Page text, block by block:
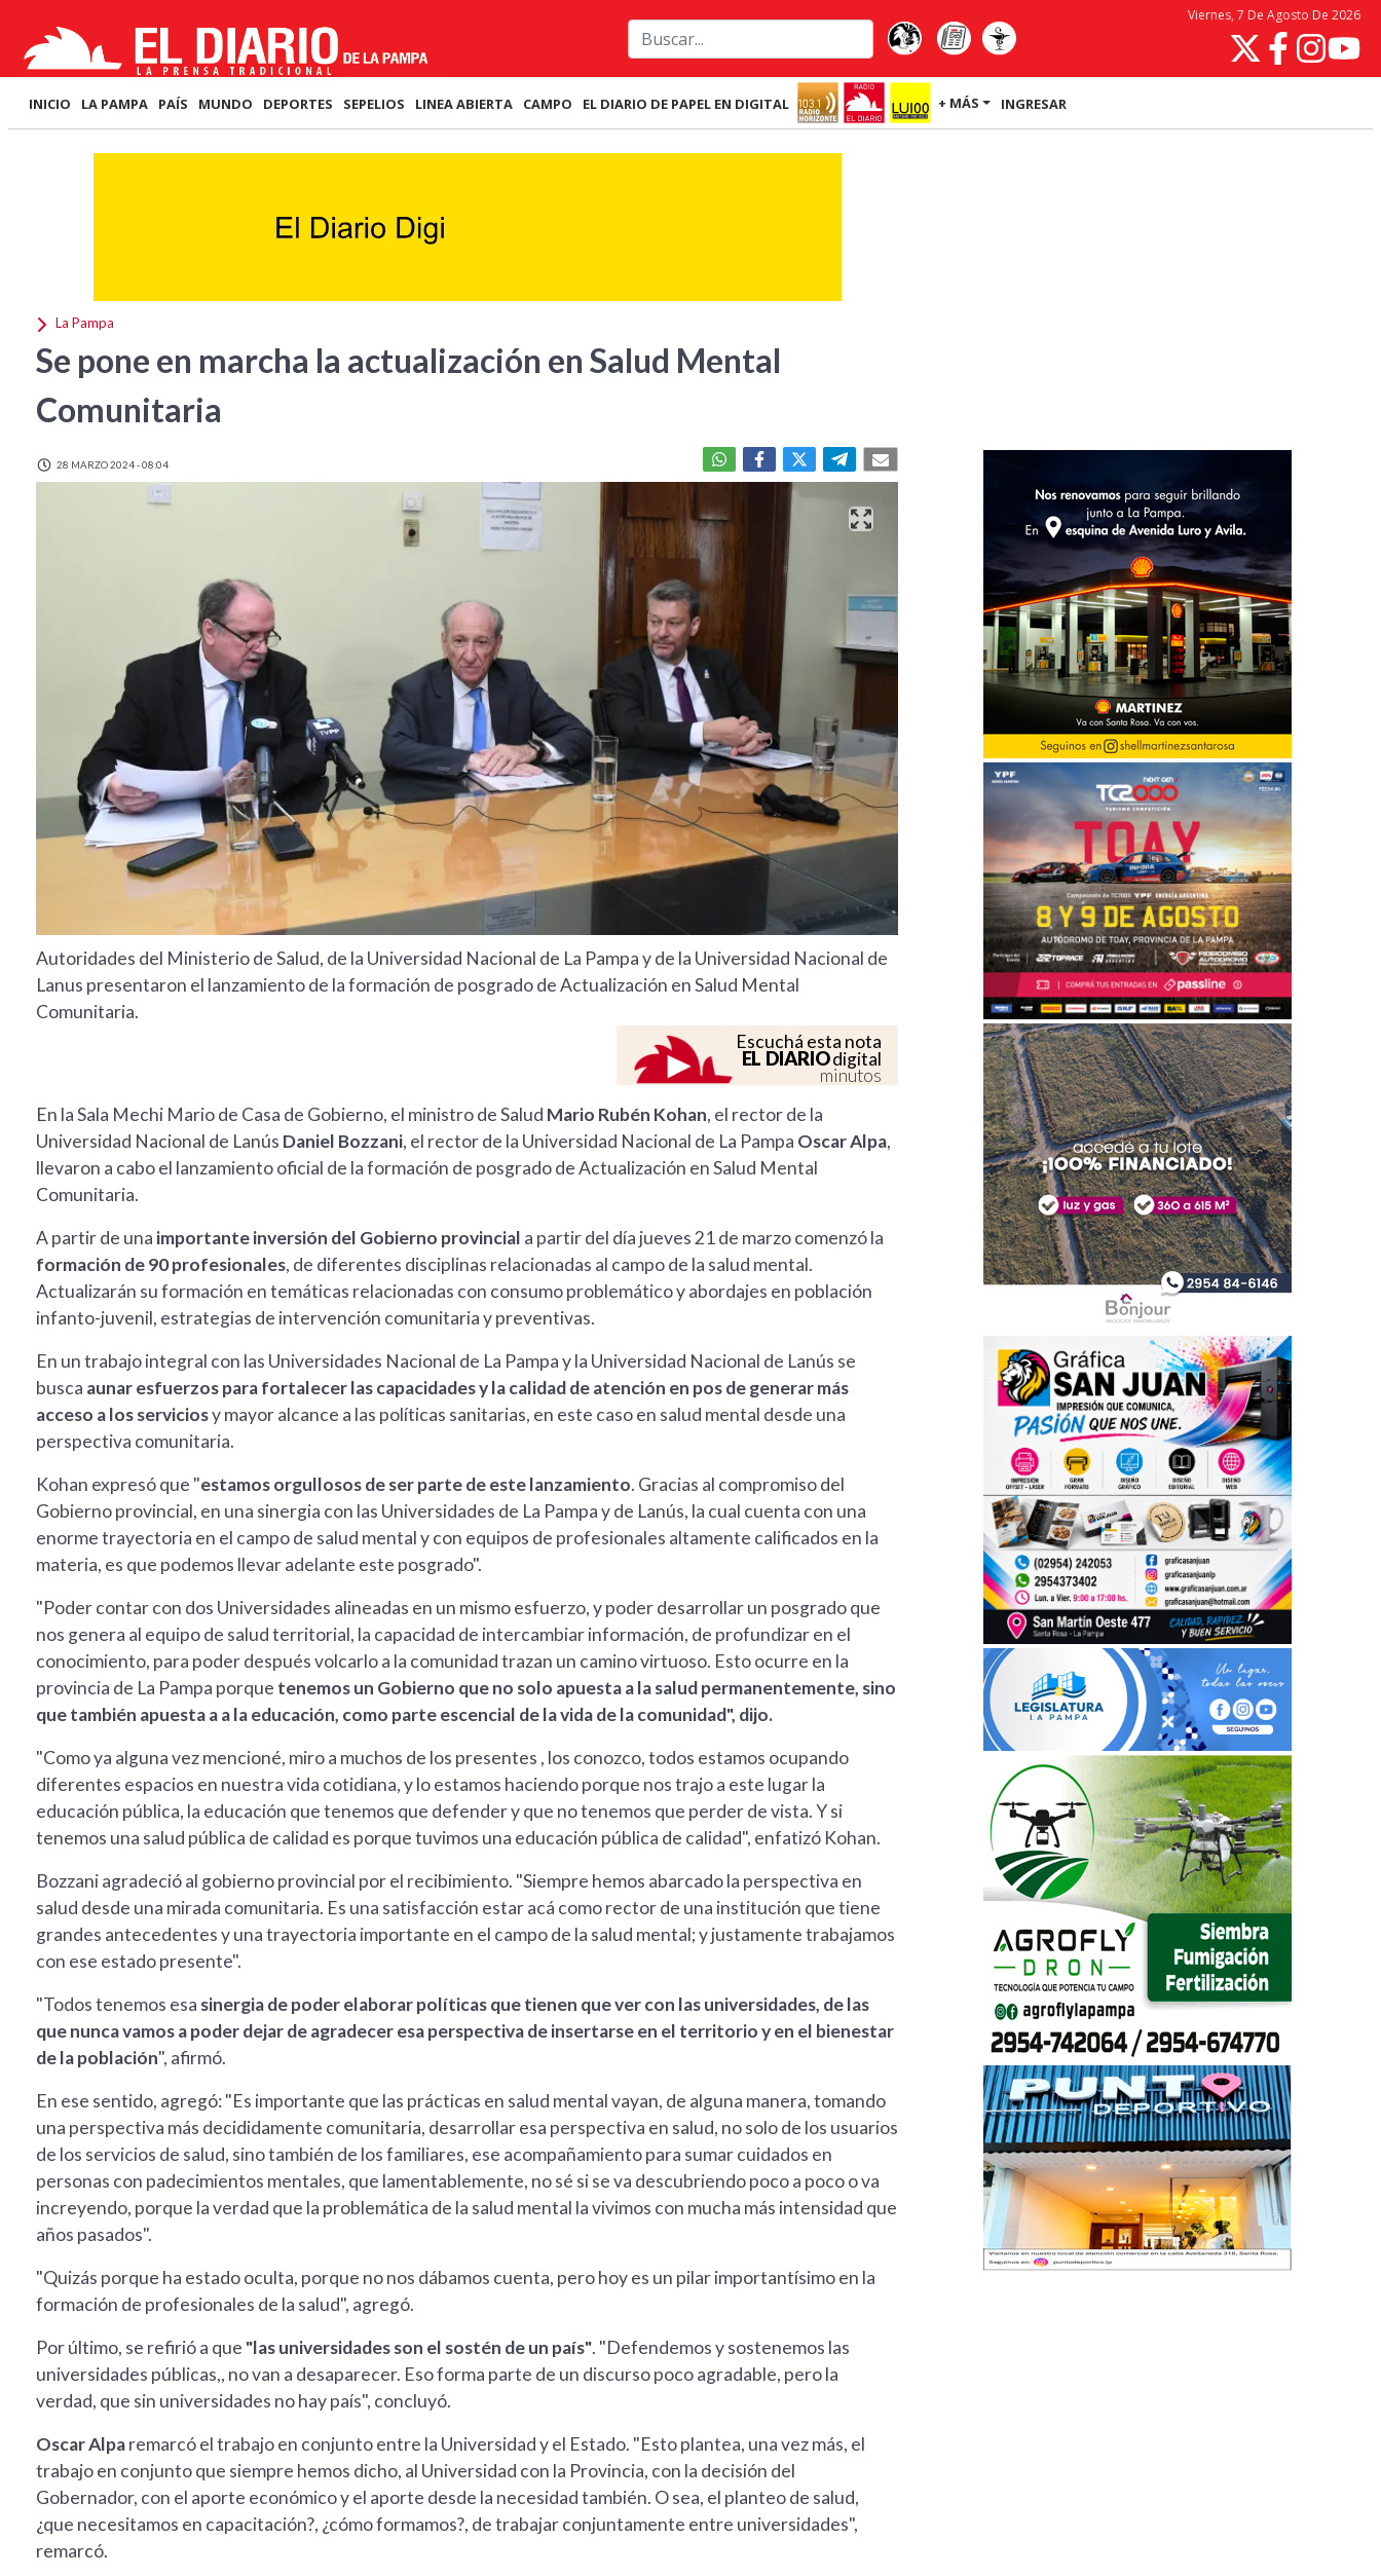
Viernes, 7 De Agosto De 2026
INICIO LA PAMPA PAÍS MUNDO DEPORTES SEPELIOS LINEA ABIERTA CAMPO EL DIARIO DE PAPEL EN DIGITAL + MÁS INGRESAR
La Pampa
Se pone en marcha la actualización en Salud Mental
Comunitaria
28 MARZO 2024 - 08:04
Autoridades del Ministerio de Salud, de la Universidad Nacional de La Pampa y de la Universidad Nacional de
Lanus presentaron el lanzamiento de la formación de posgrado de Actualización en Salud Mental
Comunitaria.
Escuchá esta nota
EL DIARIOdigital
minutos
En la Sala Mechi Mario de Casa de Gobierno, el ministro de Salud Mario Rubén Kohan, el rector de la
Universidad Nacional de Lanús Daniel Bozzani, el rector de la Universidad Nacional de La Pampa Oscar Alpa,
llevaron a cabo el lanzamiento oficial de la formación de posgrado de Actualización en Salud Mental
Comunitaria.
A partir de una importante inversión del Gobierno provincial a partir del día jueves 21 de marzo comenzó la
formación de 90 profesionales, de diferentes disciplinas relacionadas al campo de la salud mental.
Actualizarán su formación en temáticas relacionadas con consumo problemático y abordajes en población
infanto-juvenil, estrategias de intervención comunitaria y preventivas.
En un trabajo integral con las Universidades Nacional de La Pampa y la Universidad Nacional de Lanús se
busca aunar esfuerzos para fortalecer las capacidades y la calidad de atención en pos de generar más
acceso a los serviciosy mayor alcance a las políticas sanitarias, en este caso en salud mental desde una
perspectiva comunitaria.
Kohan expresó que "estamos orgullosos de ser parte de este lanzamiento. Gracias al compromiso del
Gobierno provincial, en una sinergia con las Universidades de La Pampa y de Lanús, la cual cuenta con una
enorme trayectoria en el campo de salud mental y con equipos de profesionales altamente calificados en la
materia, es que podemos llevar adelante este posgrado".
"Poder contar con dos Universidades alineadas en un mismo esfuerzo, y poder desarrollar un posgrado que
nos genera al equipo de salud territorial, la capacidad de intercambiar información, de profundizar en el
conocimiento, para poder después volcarlo a la comunidad trazan un camino virtuoso. Esto ocurre en la
provincia de La Pampa porque tenemos un Gobierno que no solo apuesta a la salud permanentemente, sino
que también apuesta a a la educación, como parte escencial de la vida de la comunidad", dijo.
"Como ya alguna vez mencioné, miro a muchos de los presentes , los conozco, todos estamos ocupando
diferentes espacios en nuestra vida cotidiana, y lo estamos haciendo porque nos trajo a este lugar la
educación pública, la educación que tenemos que defender y que no tenemos que perder de vista. Y si
tenemos una salud pública de calidad es porque tuvimos una educación pública de calidad", enfatizó Kohan.
Bozzani agradeció al gobierno provincial por el recibimiento. "Siempre hemos abarcado la perspectiva en
salud desde una mirada comunitaria. Es una satisfacción estar acá como rector de una institución que tiene
grandes antecedentes y una trayectoria importante en el campo de la salud mental; y justamente trabajamos
con ese estado presente".
"Todos tenemos esa sinergia de poder elaborar políticas que tienen que ver con las universidades, de las
que nunca vamos a poder dejar de agradecer esa perspectiva de insertarse en el territorio y en el bienestar
de la población", afirmó.
En ese sentido, agregó: "Es importante que las prácticas en salud mental vayan, de alguna manera, tomando
una perspectiva más decididamente comunitaria, desarrollar esa perspectiva en salud, no solo de los usuarios
de los servicios de salud, sino también de los familiares, ese acompañamiento para sumar cuidados en
personas con padecimientos mentales, que lamentablemente, no sé si se va descubriendo poco a poco o va
increyendo, porque la verdad que la problemática de la salud mental la vivimos con mucha más intensidad que
años pasados".
"Quizás porque ha estado oculta, porque no nos dábamos cuenta, pero hoy es un pilar importantísimo en la
formación de profesionales de la salud", agregó.
Por último, se refirió a que "las universidades son el sostén de un país". "Defendemos y sostenemos las
universidades públicas,, no van a desaparecer. Eso forma parte de un discurso poco agradable, pero la
verdad, que sin universidades no hay país", concluyó.
Oscar Alparemarcó el trabajo en conjunto entre la Universidad y el Estado. "Esto plantea, una vez más, el
trabajo en conjunto que siempre hemos dicho, al Universidad con la Provincia, con la decisión del
Gobernador, con el aporte económico y el aporte desde la necesidad también. O sea, el planteo de salud,
¿que necesitamos en capacitación?, ¿cómo formamos?, de trabajar conjuntamente entre universidades",
remarcó.